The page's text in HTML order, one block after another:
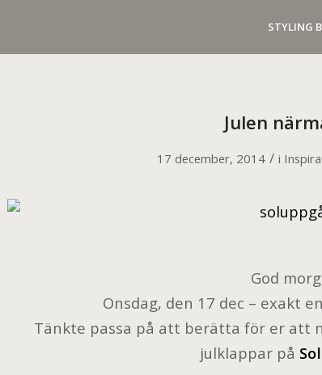
STYLING
Julen
17 december, 2014 / i
God
Onsdag, den 17 dec – exakt
Tänkte passa på att berätta för er att
julklappar på